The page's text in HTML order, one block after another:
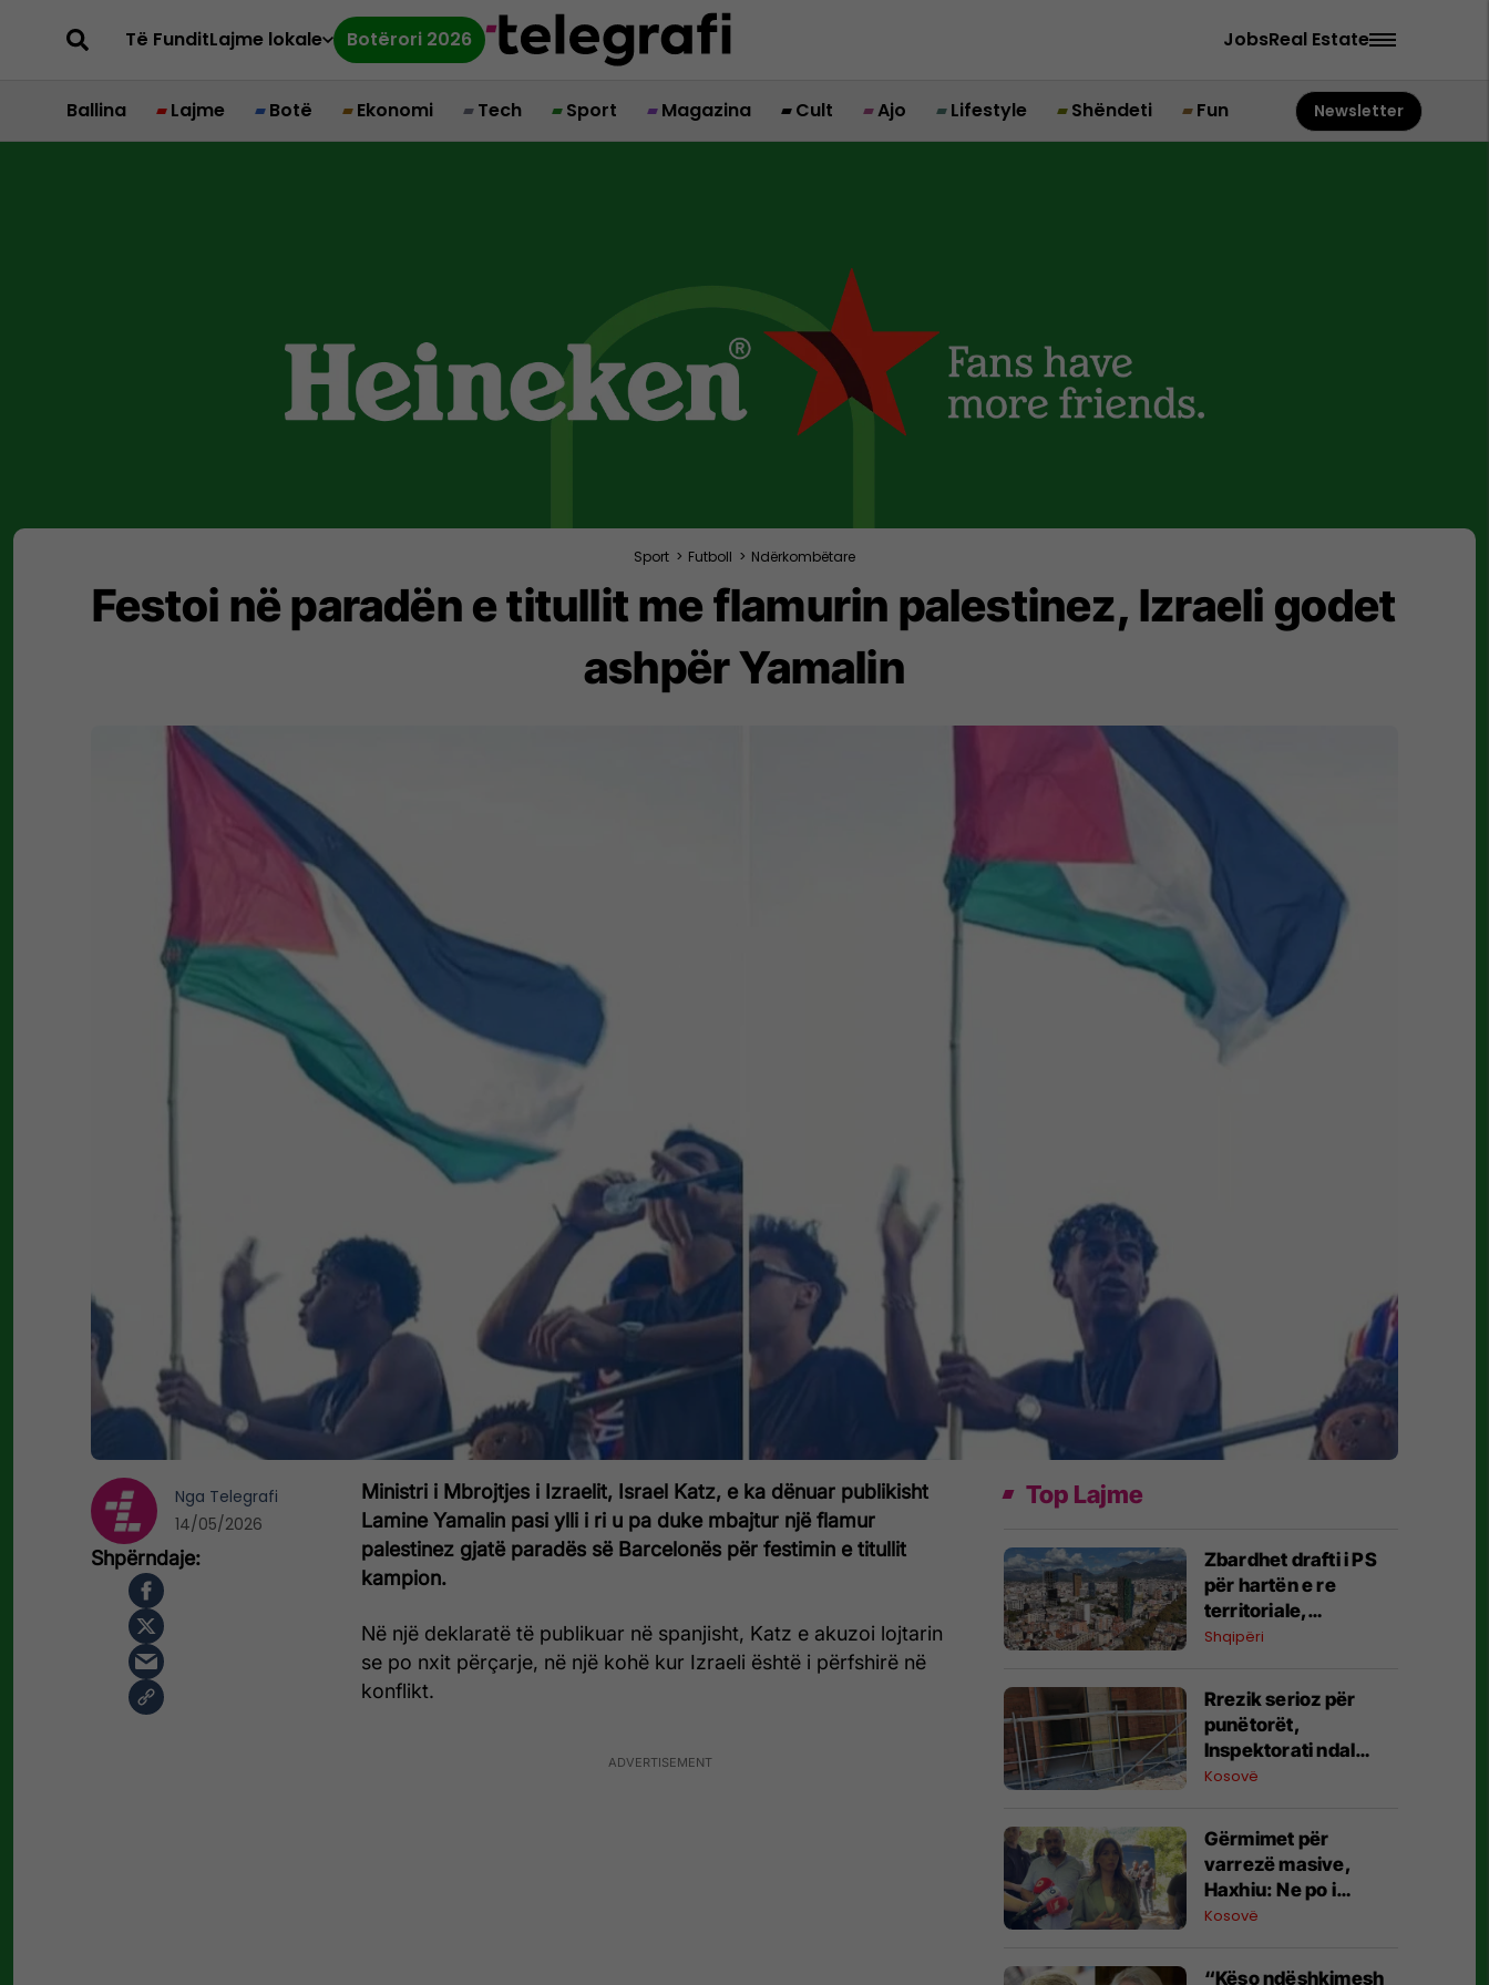
Të FunditLajme lokale Botërori 2026 JobsReal Estate
Ballina Lajme Botë Ekonomi Tech Sport Magazina Cult Ajo Lifestyle Shëndeti Fun Newsletter
Sport > Futboll > Ndërkombëtare
Festoi në paradën e titullit me flamurin palestinez, Izraeli godet
ashpër Yamalin
Ministri i Mbrojtjes i Izraelit, Israel Katz, e ka dënuar publikisht
Lamine Yamalin pasi ylli i ri u pa duke mbajtur një flamur
palestinez gjatë paradës së Barcelonës për festimin e titullit
kampion.
Në një deklaratë të publikuar në spanjisht, Katz e akuzoi lojtarin
se po nxit përçarje, në një kohë kur Izraeli është i përfshirë në
konflikt.
Nga Telegrafi
14/05/2026
Top Lajme
Zbardhet drafti i PS
për hartën e re
territoriale,
“shkrihen” 15 bashki
Shqipëri
Rrezik serioz për
punëtorët,
Inspektorati ndal
punimet në dy
e Shtime
Kosovë
Gërmimet për
varrezë masive, ​
Haxhiu: Ne po i
kërkojmë të
vazhdon t’i mohojë
Kosovë
“Këso ndëshkimesh